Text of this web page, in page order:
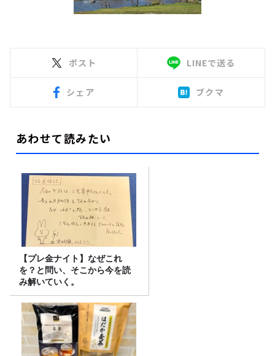
ポスト LINEで送る
シェア ブクマ
あわせて読みたい
【プレ金ナイト】なぜこれ
を？と問い、そこから今を読
み解いていく。